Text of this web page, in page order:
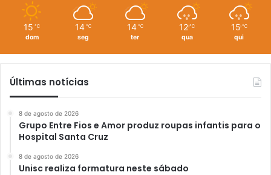
15 ℃
dom
14 ℃
seg
14 ℃
ter
12 ℃
qua
15 ℃
qui
Últimas notícias
8 de agosto de 2026
Grupo Entre Fios e Amor produz roupas infantis para o
Hospital Santa Cruz
8 de agosto de 2026
Unisc realiza formatura neste sábado